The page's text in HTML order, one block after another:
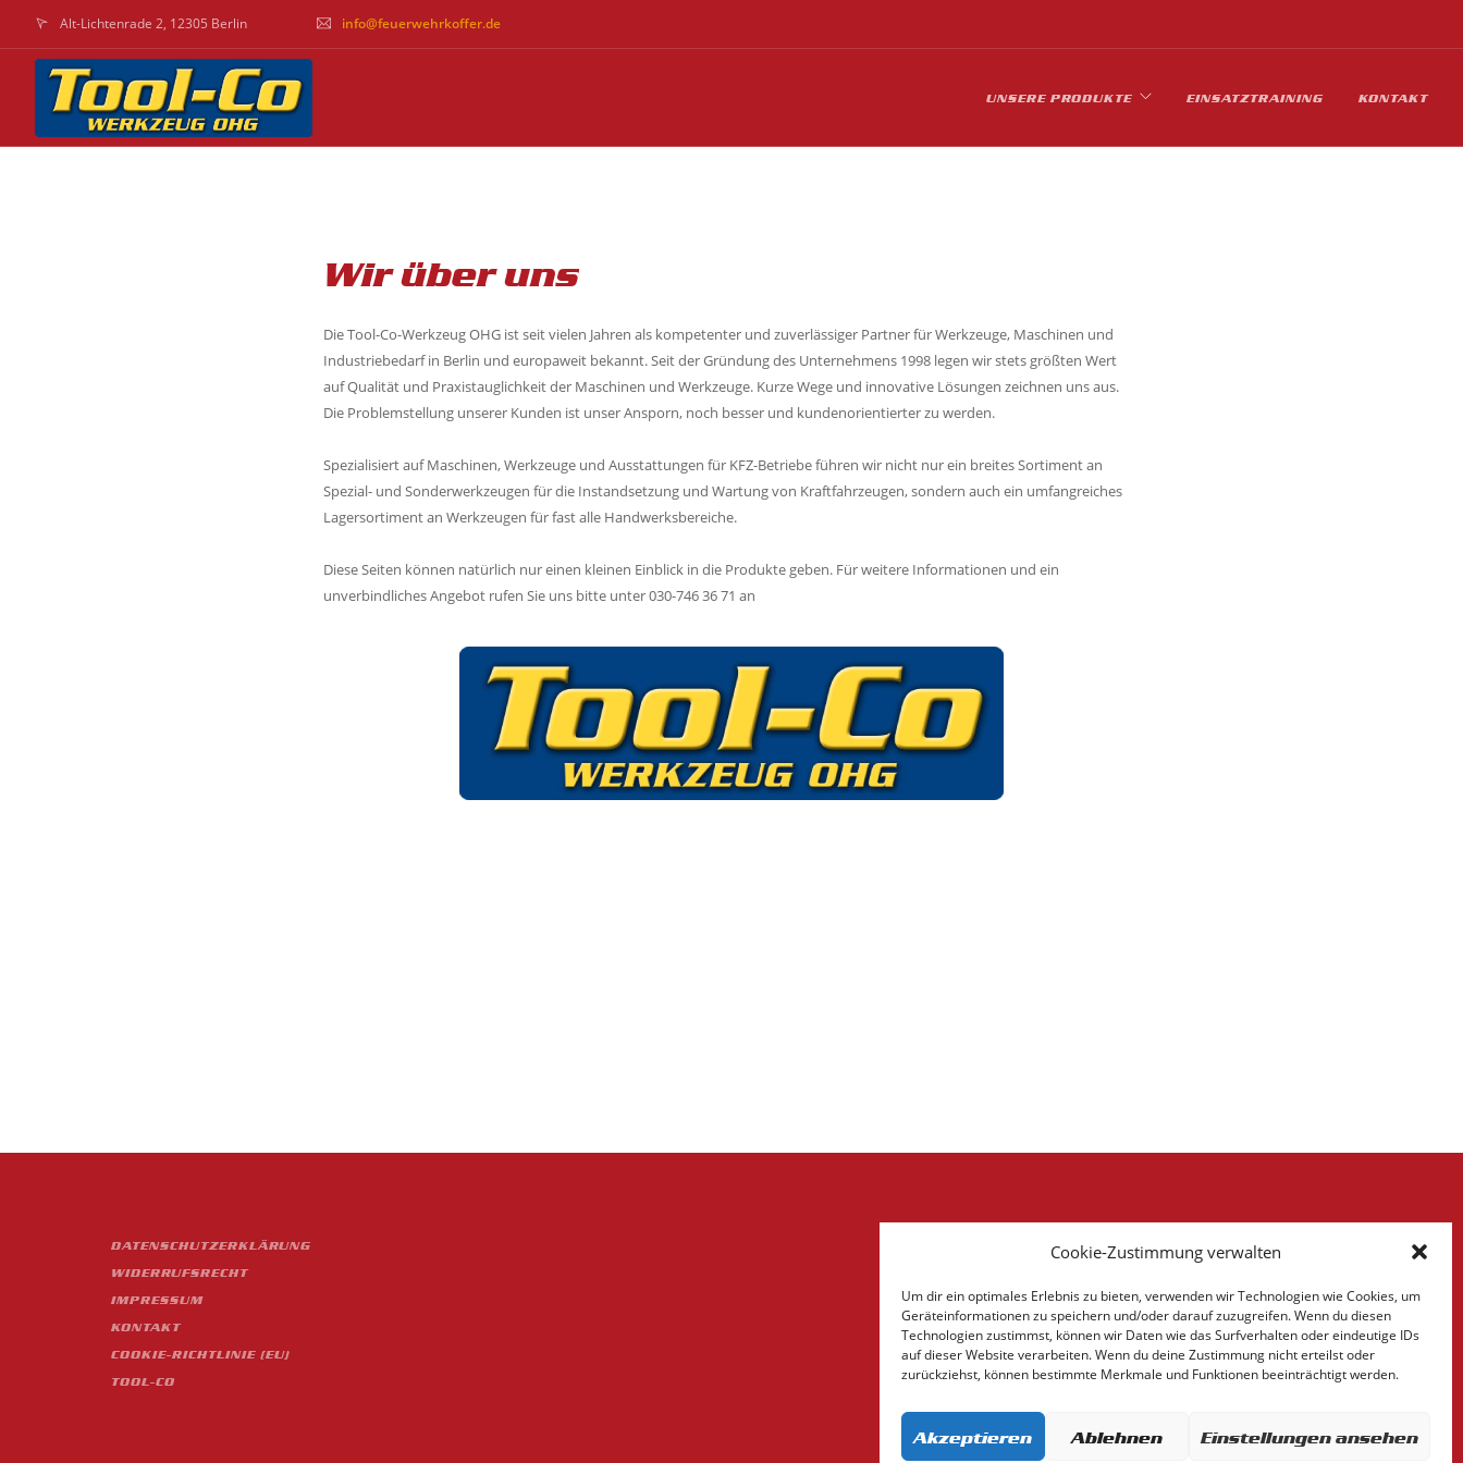
Cookie-Zustimmung verwalten
Um dir ein optimales Erlebnis zu bieten, verwenden wir Technologien wie Cookies, um
Geräteinformationen zu speichern und/oder darauf zuzugreifen. Wenn du diesen
Technologien zustimmst, können wir Daten wie das Surfverhalten oder eindeutige IDs
auf dieser Website verarbeiten. Wenn du deine Zustimmung nicht erteilst oder
zurückziehst, können bestimmte Merkmale und Funktionen beeinträchtigt werden.
Akzeptieren Ablehnen Einstellungen ansehen
Alt-Lichtenrade 2, 12305 Berlin info@feuerwehrkoffer.de
UNSERE PRODUKTE EINSATZTRAINING KONTAKT
Wir über uns
Die Tool-Co-Werkzeug OHG ist seit vielen Jahren als kompetenter und zuverlässiger Partner für Werkzeuge, Maschinen und
Industriebedarf in Berlin und europaweit bekannt. Seit der Gründung des Unternehmens 1998 legen wir stets größten Wert
auf Qualität und Praxistauglichkeit der Maschinen und Werkzeuge. Kurze Wege und innovative Lösungen zeichnen uns aus.
Die Problemstellung unserer Kunden ist unser Ansporn, noch besser und kundenorientierter zu werden.
Spezialisiert auf Maschinen, Werkzeuge und Ausstattungen für KFZ-Betriebe führen wir nicht nur ein breites Sortiment an
Spezial- und Sonderwerkzeugen für die Instandsetzung und Wartung von Kraftfahrzeugen, sondern auch ein umfangreiches
Lagersortiment an Werkzeugen für fast alle Handwerksbereiche.
Diese Seiten können natürlich nur einen kleinen Einblick in die Produkte geben. Für weitere Informationen und ein
unverbindliches Angebot rufen Sie uns bitte unter 030-746 36 71 an
DATENSCHUTZERKLÄRUNG
WIDERRUFSRECHT
IMPRESSUM
KONTAKT
COOKIE-RICHTLINIE (EU)
TOOL-CO
ÖFFNUNGSZEITEN
Fr.: 8:00 bis 14:30 Uhr